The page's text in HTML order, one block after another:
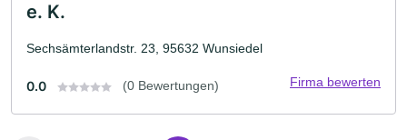
e. K.
Sechsämterlandstr. 23, 95632 Wunsiedel
0.0 (0 Bewertungen) Firma bewerten